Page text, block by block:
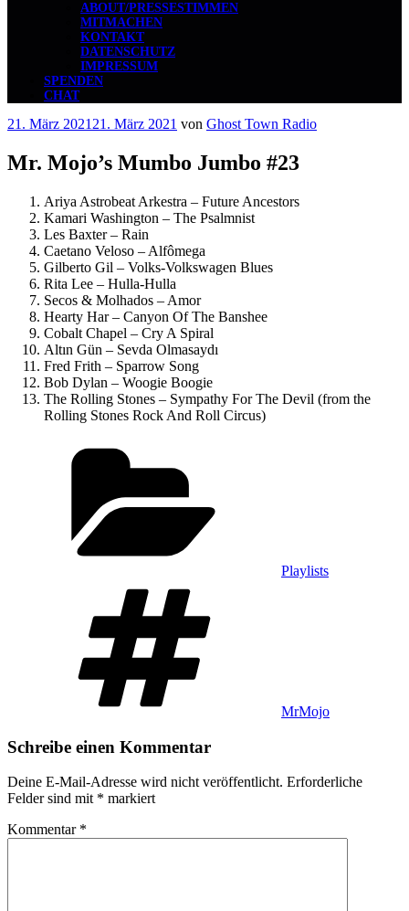
ABOUT/PRESSESTIMMEN
MITMACHEN
KONTAKT
DATENSCHUTZ
IMPRESSUM
SPENDEN
CHAT
Veröffentlicht
21. März 2021 21. März 2021 von Ghost Town Radio
Mr. Mojo’s Mumbo Jumbo #23
Ariya Astrobeat Arkestra – Future Ancestors
Kamari Washington – The Psalmnist
Les Baxter – Rain
Caetano Veloso – Alfômega
Gilberto Gil – Volks-Volkswagen Blues
Rita Lee – Hulla-Hulla
Secos & Molhados – Amor
Hearty Har – Canyon Of The Banshee
Cobalt Chapel – Cry A Spiral
Altın Gün – Sevda Olmasaydı
Fred Frith – Sparrow Song
Bob Dylan – Woogie Boogie
The Rolling Stones – Sympathy For The Devil (from the
Rolling Stones Rock And Roll Circus)
Playlists
MrMojo
Schreibe einen Kommentar
Deine E-Mail-Adresse wird nicht veröffentlicht. Erforderliche
Felder sind mit * markiert
Kommentar *